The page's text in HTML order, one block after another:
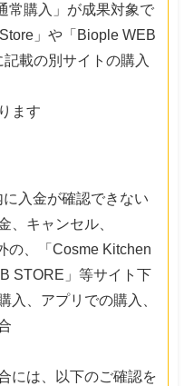
常購入」が成果対象で
」や「Biople WEB
載の別サイトの購入
ます
入金が確認できない
、キャンセル、
の、「Cosme Kitchen
STORE」等サイト下
入、アプリでの購入、
には、以下のご確認を